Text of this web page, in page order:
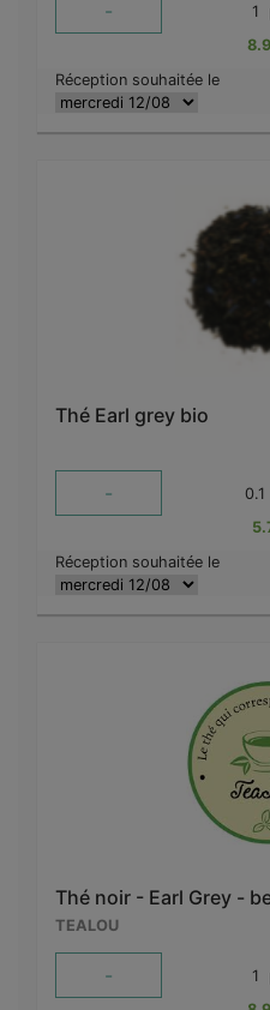
- 1
Réception souhaitée le
Thé Earl grey bio
- 0.1
Réception souhaitée le
Thé noir - Earl Grey -
TEALOU
- 1